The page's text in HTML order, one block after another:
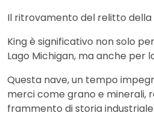
Il ritrovamento del relitto della
King è significativo non solo
Lago Michigan, ma anche per
Questa nave, un tempo
merci come grano e minerali,
frammento di storia